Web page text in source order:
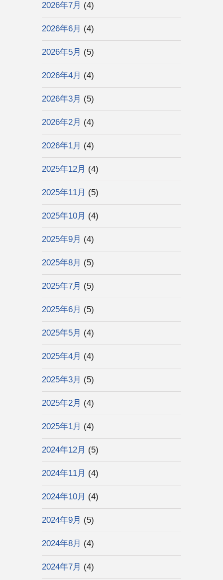
2026年7月 (4)
2026年6月 (4)
2026年5月 (5)
2026年4月 (4)
2026年3月 (5)
2026年2月 (4)
2026年1月 (4)
2025年12月 (4)
2025年11月 (5)
2025年10月 (4)
2025年9月 (4)
2025年8月 (5)
2025年7月 (5)
2025年6月 (5)
2025年5月 (4)
2025年4月 (4)
2025年3月 (5)
2025年2月 (4)
2025年1月 (4)
2024年12月 (5)
2024年11月 (4)
2024年10月 (4)
2024年9月 (5)
2024年8月 (4)
2024年7月 (4)